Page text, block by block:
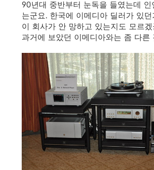
90년대 중반부터 눈독을 들였는데
는군요. 한국에 이메디아 딜러가 있던
이 회사가 안 망하고 있는지도 모르
과거에 보았던 이메디아와는 좀 다른